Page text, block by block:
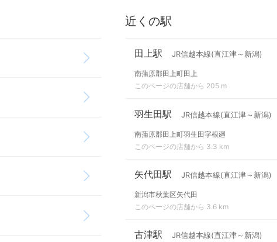
近くの駅
田上駅 JR信越本線(直江津～新潟)
南蒲原郡田上町田上
このページの店舗から 205 m
羽生田駅 JR信越本線(直江津～新潟)
南蒲原郡田上町羽生田字根廻
このページの店舗から 3.3 km
矢代田駅 JR信越本線(直江津～新潟)
新潟市秋葉区矢代田
このページの店舗から 3.6 km
古津駅 JR信越本線(直江津～新潟)